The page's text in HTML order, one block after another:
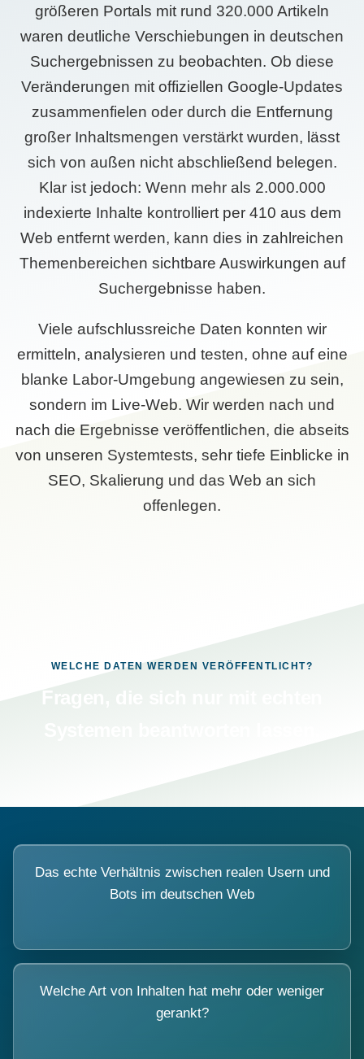
größeren Portals mit rund 320.000 Artikeln
waren deutliche Verschiebungen in deutschen
Suchergebnissen zu beobachten. Ob diese
Veränderungen mit offiziellen Google-Updates
zusammenfielen oder durch die Entfernung
großer Inhaltsmengen verstärkt wurden, lässt
sich von außen nicht abschließend belegen.
Klar ist jedoch: Wenn mehr als 2.000.000
indexierte Inhalte kontrolliert per 410 aus dem
Web entfernt werden, kann dies in zahlreichen
Themenbereichen sichtbare Auswirkungen auf
Suchergebnisse haben.
Viele aufschlussreiche Daten konnten wir
ermitteln, analysieren und testen, ohne auf eine
blanke Labor-Umgebung angewiesen zu sein,
sondern im Live-Web. Wir werden nach und
nach die Ergebnisse veröffentlichen, die abseits
von unseren Systemtests, sehr tiefe Einblicke in
SEO, Skalierung und das Web an sich
offenlegen.
WELCHE DATEN WERDEN VERÖFFENTLICHT?
Das echte Verhältnis zwischen realen Usern und
Bots im deutschen Web
Welche Art von Inhalten hat mehr oder weniger
gerankt?